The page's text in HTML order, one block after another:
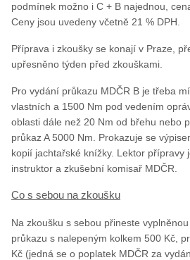
podmínek možno i C + B najednou,
Ceny jsou uvedeny včetně 21 % DPH.
Příprava i zkoušky se konají v Praze,
upřesněno týden před zkouškami.
Pro vydání průkazu MDČR B je třeba
vlastních a 1500 Nm pod vedením
oblasti dále než 20 Nm od břehu nebo
průkaz A 5000 Nm. Prokazuje se
kopií jachtařské knížky. Lektor přípravy
instruktor a zkušební komisař MDČR.
Co s sebou na zkoušku
Na zkoušku s sebou přineste
průkazu s nalepeným kolkem 500 Kč,
Kč (jedná se o poplatek MDČR za